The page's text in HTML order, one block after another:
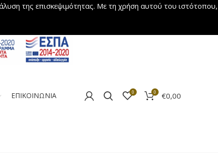
της επισκεψιμότητας. Με τη χρήση αυτού του ιστότοπου,
ΕΠΙΚΟΙΝΩΝΙΑ 0 0 €0,00